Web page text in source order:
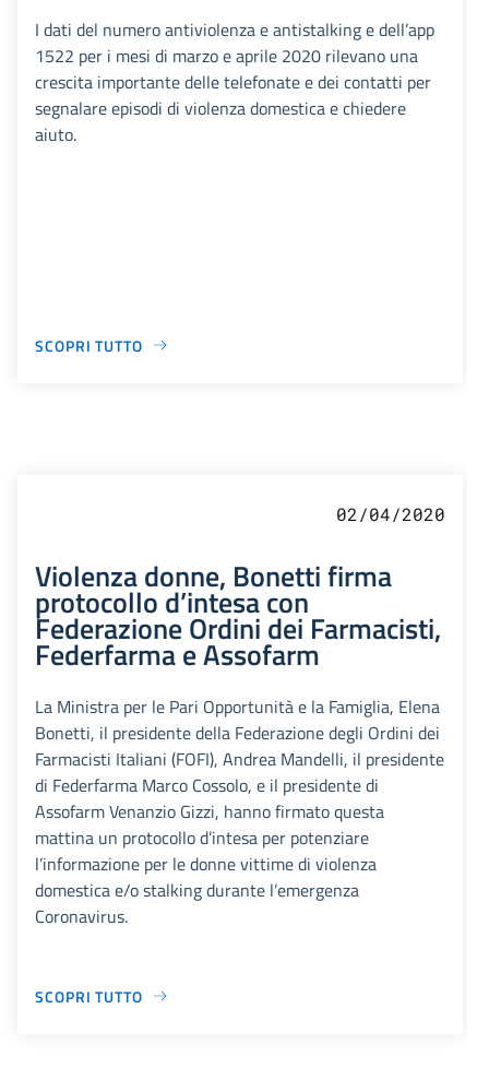
I dati del numero antiviolenza e antistalking e dell’app
1522 per i mesi di marzo e aprile 2020 rilevano una
crescita importante delle telefonate e dei contatti per
segnalare episodi di violenza domestica e chiedere
aiuto.
SCOPRI TUTTO
02/04/2020
Violenza donne, Bonetti firma
protocollo d’intesa con
Federazione Ordini dei Farmacisti,
Federfarma e Assofarm
La Ministra per le Pari Opportunità e la Famiglia, Elena
Bonetti, il presidente della Federazione degli Ordini dei
Farmacisti Italiani (FOFI), Andrea Mandelli, il presidente
di Federfarma Marco Cossolo, e il presidente di
Assofarm Venanzio Gizzi, hanno firmato questa
mattina un protocollo d’intesa per potenziare
l’informazione per le donne vittime di violenza
domestica e/o stalking durante l’emergenza
Coronavirus.
SCOPRI TUTTO